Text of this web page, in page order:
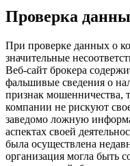
Проверка
При проверке данных о
значительные
Веб-сайт брокера
фальшивые сведения о
признак мошенничества,
компании не рискуют
заведомо ложную
аспектах своей
была осуществлена
организация могла быть